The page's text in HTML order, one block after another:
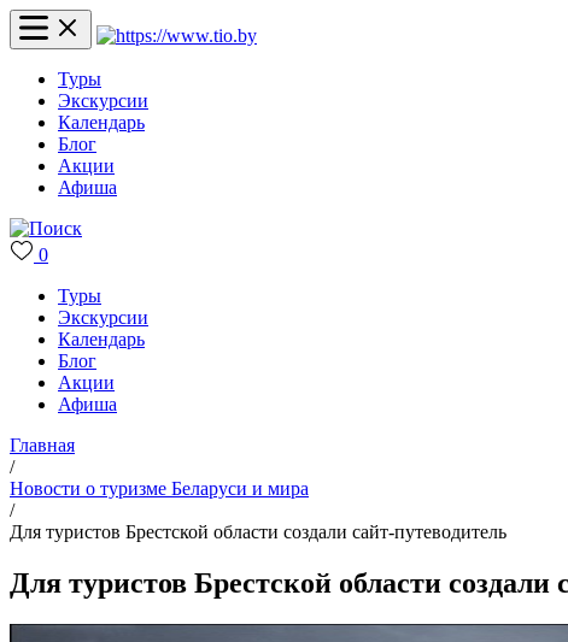
Туры
Экскурсии
Календарь
Блог
Акции
Афиша
0
Туры
Экскурсии
Календарь
Блог
Акции
Афиша
Главная
/
Новости о туризме Беларуси и мира
/
Для туристов Брестской области создали сайт-путеводитель
Для туристов Брестской области создали